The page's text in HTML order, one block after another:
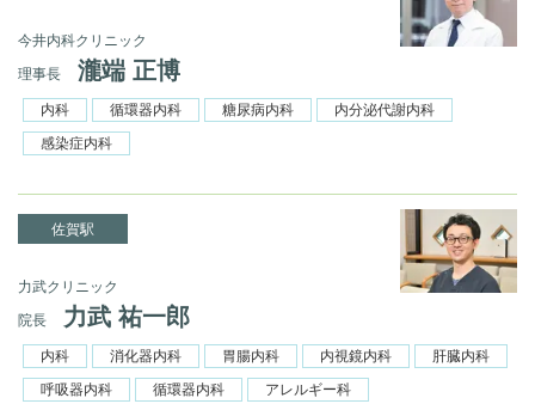
今井内科クリニック
理事長
瀧端 正博
内科 循環器内科 糖尿病内科
内分泌代謝内科
感染症内科
佐賀駅
力武クリニック
院長
力武 祐一郎
内科 消化器内科 胃腸内科 内視鏡内科
肝臓内科
呼吸器内科
循環器内科 アレルギー科